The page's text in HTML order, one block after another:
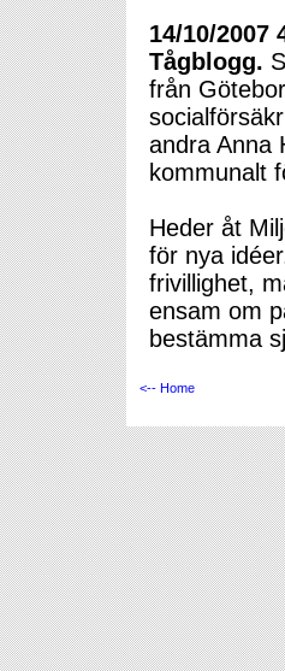
14/10/2007
Tågblogg.
från
andra Anna
kommunalt
Heder åt
för nya
frivillighet,
ensam om
bestämma
<-- Home